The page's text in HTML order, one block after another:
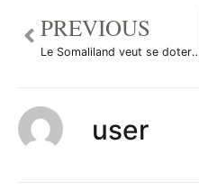
PREVIOUS
Le Somaliland veut se doter d’un véritable système bancaire
user